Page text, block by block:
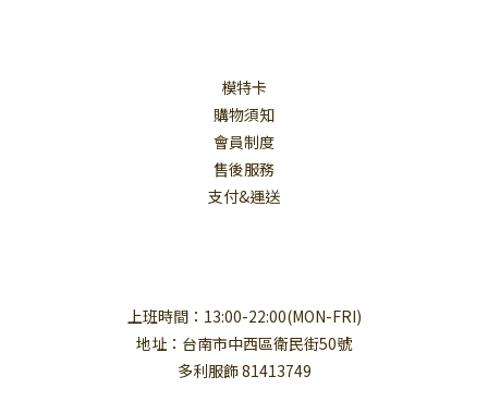
模特卡
購物須知
會員制度
售後服務
支付&運送
上班時間：13:00-22:00(MON-FRI)
地址：台南市中西區衛民街50號
多利服飾 81413749